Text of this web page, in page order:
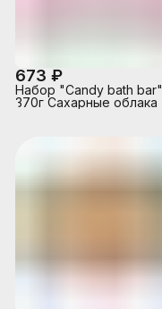
673 ₽
Набор "Candy bath bar"
370г Сахарные облака